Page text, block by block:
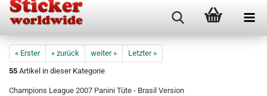
« Erster « zurück weiter »
Letzter »
55 Artikel in dieser Kategorie
Champions League 2007 Panini Tüte - Brasil Version